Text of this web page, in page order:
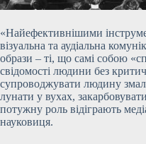
«Найефективнішими
візуальна та аудіальна
образи – ті, що самі собою
свідомості людини без
супроводжувати людину
лунати у вухах,
потужну роль відіграють
науковиця.